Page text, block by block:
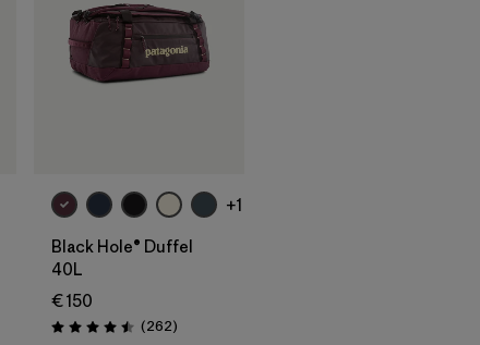
+1
Black Hole® Duffel
40L
€ 150
Valutazione: 4.5 / 5
(262Recensioni
)